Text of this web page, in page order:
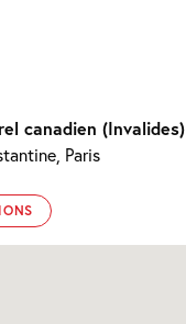
canadien (Invalides)
Paris